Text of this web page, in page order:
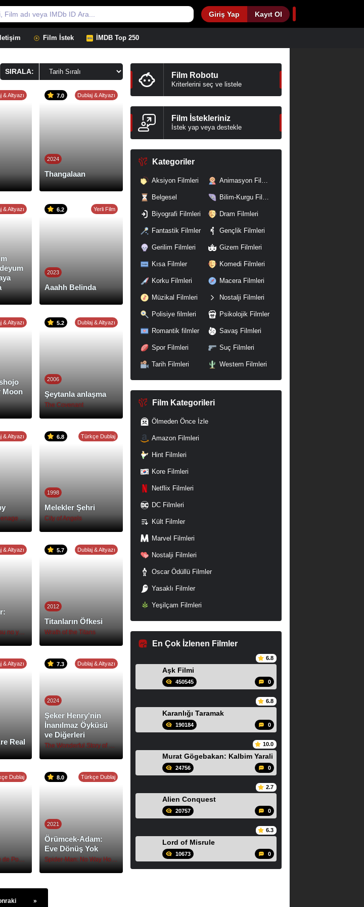
Giriş Yap Kayıt Ol
İletişim Film İstek İMDB Top 250
SIRALA:
& Altyazı 7.0 Dublaj & Altyazı
2024
Thangalaan
& Altyazı 6.2 Yerli Film
2023
Aaahh Belinda
& Altyazı
Moon
5.2 Dublaj & Altyazı
2006
Şeytanla anlaşma
The Covenant
& Altyazı
Ruby Gillman, Teenage Kraken
6.8 Türkçe Dublaj
1998
Melekler Şehri
City of Angels
& Altyazı
Gekijôban Kimetsu no yaiba: Mugen Ressha hen
5.7 Dublaj & Altyazı
2012
Titanların Öfkesi
Wrath of the Titans
& Altyazı
Real
7.3 Dublaj & Altyazı
2024
Şeker Henry'nin
İnanılmaz Öyküsü
ve Diğerleri
The Wonderful Story of Henry Sugar and Three More
Dublaj
Pattie et la colère de Poséidon
8.0 Türkçe Dublaj
2021
Örümcek-Adam:
Eve Dönüş Yok
Spider-Man: No Way Home
»
Film Robotu
Kriterlerini seç ve listele
Film İstekleriniz
İstek yap veya destekle
Kategoriler
Aksiyon Filmleri Animasyon Filmleri
Belgesel Bilim-Kurgu Filmleri
Biyografi Filmleri Dram Filmleri
Fantastik Filmler Gençlik Filmleri
Gerilim Filmleri Gizem Filmleri
Kısa Filmler Komedi Filmleri
Korku Filmleri Macera Filmleri
Müzikal Filmleri Nostalji Filmleri
Polisiye filmleri Psikolojik Filmler
Romantik filmler Savaş Filmleri
Spor Filmleri Suç Filmleri
Tarih Filmleri Western Filmleri
Film Kategorileri
Ölmeden Önce İzle
Amazon Filmleri
Hint Filmleri
Kore Filmleri
Netflix Filmleri
DC Filmleri
Kült Filmler
Marvel Filmleri
Nostalji Filmleri
Oscar Ödüllü Filmler
Yasaklı Filmler
Yeşilçam Filmleri
En Çok İzlenen Filmler
6.8
Aşk Filmi
450545 0
6.8
Karanlığı Taramak
190184 0
10.0
Murat Gögebakan: Kalbim Yarali
24756 0
2.7
Alien Conquest
20757 0
6.3
Lord of Misrule
10673 0